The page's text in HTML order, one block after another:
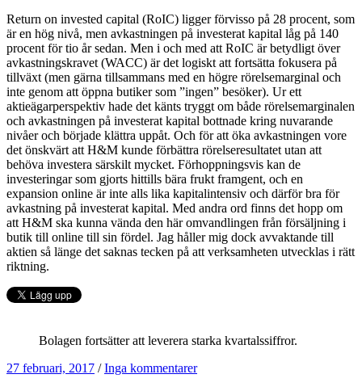
Return on invested capital (RoIC) ligger förvisso på 28 procent, som
är en hög nivå, men avkastningen på investerat kapital låg på 140
procent för tio år sedan. Men i och med att RoIC är betydligt över
avkastningskravet (WACC) är det logiskt att fortsätta fokusera på
tillväxt (men gärna tillsammans med en högre rörelsemarginal och
inte genom att öppna butiker som ”ingen” besöker). Ur ett
aktieägarperspektiv hade det känts tryggt om både rörelsemarginalen
och avkastningen på investerat kapital bottnade kring nuvarande
nivåer och började klättra uppåt. Och för att öka avkastningen vore
det önskvärt att H&M kunde förbättra rörelseresultatet utan att
behöva investera särskilt mycket. Förhoppningsvis kan de
investeringar som gjorts hittills bära frukt framgent, och en
expansion online är inte alls lika kapitalintensiv och därför bra för
avkastning på investerat kapital. Med andra ord finns det hopp om
att H&M ska kunna vända den här omvandlingen från försäljning i
butik till online till sin fördel. Jag håller mig dock avvaktande till
aktien så länge det saknas tecken på att verksamheten utvecklas i rätt
riktning.
Bolagen fortsätter att leverera starka kvartalssiffror.
27 februari, 2017 / Inga kommentarer